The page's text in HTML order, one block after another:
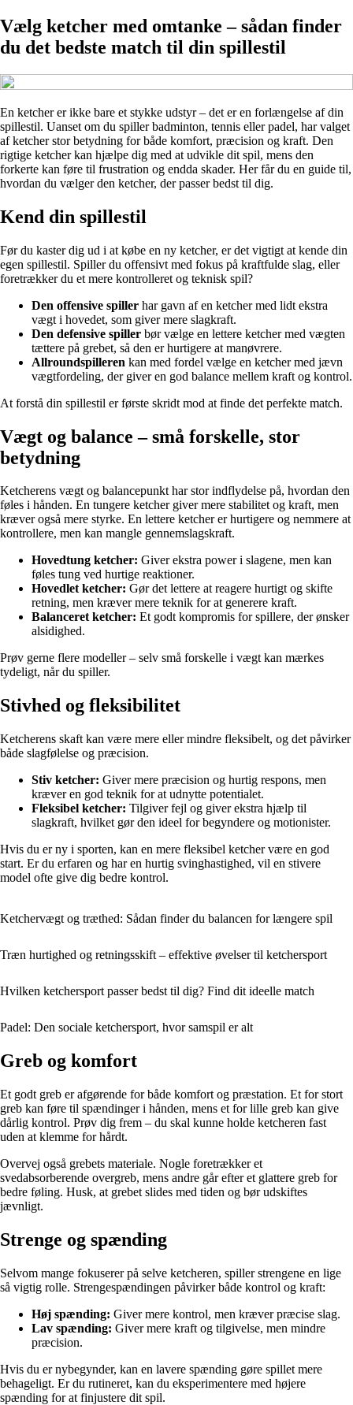
Vælg ketcher med omtanke – sådan finder
du det bedste match til din spillestil
En ketcher er ikke bare et stykke udstyr – det er en forlængelse af din
spillestil. Uanset om du spiller badminton, tennis eller padel, har valget
af ketcher stor betydning for både komfort, præcision og kraft. Den
rigtige ketcher kan hjælpe dig med at udvikle dit spil, mens den
forkerte kan føre til frustration og endda skader. Her får du en guide til,
hvordan du vælger den ketcher, der passer bedst til dig.
Kend din spillestil
Før du kaster dig ud i at købe en ny ketcher, er det vigtigt at kende din
egen spillestil. Spiller du offensivt med fokus på kraftfulde slag, eller
foretrækker du et mere kontrolleret og teknisk spil?
Den offensive spiller har gavn af en ketcher med lidt ekstra
vægt i hovedet, som giver mere slagkraft.
Den defensive spiller bør vælge en lettere ketcher med vægten
tættere på grebet, så den er hurtigere at manøvrere.
Allroundspilleren kan med fordel vælge en ketcher med jævn
vægtfordeling, der giver en god balance mellem kraft og kontrol.
At forstå din spillestil er første skridt mod at finde det perfekte match.
Vægt og balance – små forskelle, stor
betydning
Ketcherens vægt og balancepunkt har stor indflydelse på, hvordan den
føles i hånden. En tungere ketcher giver mere stabilitet og kraft, men
kræver også mere styrke. En lettere ketcher er hurtigere og nemmere at
kontrollere, men kan mangle gennemslagskraft.
Hovedtung ketcher: Giver ekstra power i slagene, men kan
føles tung ved hurtige reaktioner.
Hovedlet ketcher: Gør det lettere at reagere hurtigt og skifte
retning, men kræver mere teknik for at generere kraft.
Balanceret ketcher: Et godt kompromis for spillere, der ønsker
alsidighed.
Prøv gerne flere modeller – selv små forskelle i vægt kan mærkes
tydeligt, når du spiller.
Stivhed og fleksibilitet
Ketcherens skaft kan være mere eller mindre fleksibelt, og det påvirker
både slagfølelse og præcision.
Stiv ketcher: Giver mere præcision og hurtig respons, men
kræver en god teknik for at udnytte potentialet.
Fleksibel ketcher: Tilgiver fejl og giver ekstra hjælp til
slagkraft, hvilket gør den ideel for begyndere og motionister.
Hvis du er ny i sporten, kan en mere fleksibel ketcher være en god
start. Er du erfaren og har en hurtig svinghastighed, vil en stivere
model ofte give dig bedre kontrol.
Ketchervægt og træthed: Sådan finder du balancen for længere spil
Træn hurtighed og retningsskift – effektive øvelser til ketchersport
Hvilken ketchersport passer bedst til dig? Find dit ideelle match
Padel: Den sociale ketchersport, hvor samspil er alt
Greb og komfort
Et godt greb er afgørende for både komfort og præstation. Et for stort
greb kan føre til spændinger i hånden, mens et for lille greb kan give
dårlig kontrol. Prøv dig frem – du skal kunne holde ketcheren fast
uden at klemme for hårdt.
Overvej også grebets materiale. Nogle foretrækker et
svedabsorberende overgreb, mens andre går efter et glattere greb for
bedre føling. Husk, at grebet slides med tiden og bør udskiftes
jævnligt.
Strenge og spænding
Selvom mange fokuserer på selve ketcheren, spiller strengene en lige
så vigtig rolle. Strengespændingen påvirker både kontrol og kraft:
Høj spænding: Giver mere kontrol, men kræver præcise slag.
Lav spænding: Giver mere kraft og tilgivelse, men mindre
præcision.
Hvis du er nybegynder, kan en lavere spænding gøre spillet mere
behageligt. Er du rutineret, kan du eksperimentere med højere
spænding for at finjustere dit spil.